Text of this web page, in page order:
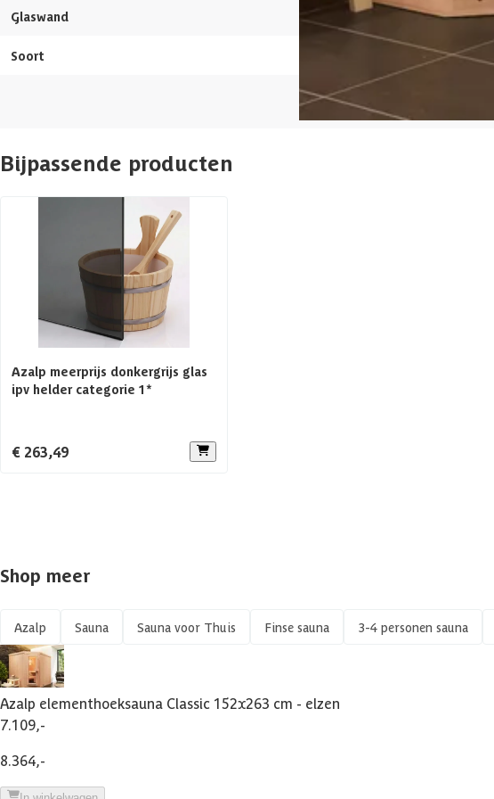
Afwerking binnenzijde
Aantal banken
Glaswand
Aanbevolen vermogen saunakachel
Glaswand
Soort
Bijpassende producten
Azalp meerprijs donkergrijs glas
ipv helder categorie 1*
€ 263,49
Shop meer
Azalp Sauna Sauna voor Thuis Finse sauna 3-4 personen sauna
Azalp elementhoeksauna Classic 152x263 cm - elzen
7.109,-
8.364,-